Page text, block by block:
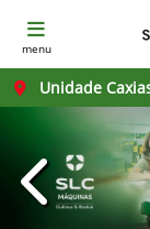
menu
Unidade